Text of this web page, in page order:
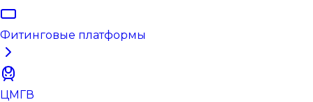
Фитинговые платформы
ЦМГВ